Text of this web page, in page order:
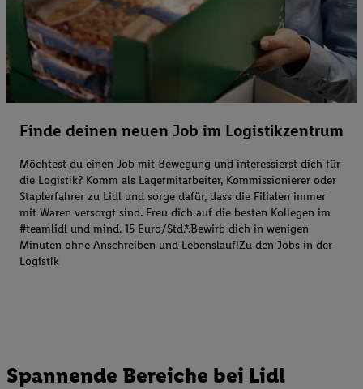
Finde deinen neuen Job im Logistikzentrum
Möchtest du einen Job mit Bewegung und interessierst dich für
die Logistik? Komm als Lagermitarbeiter, Kommissionierer oder
Staplerfahrer zu Lidl und sorge dafür, dass die Filialen immer
mit Waren versorgt sind. Freu dich auf die besten Kollegen im
#teamlidl und mind. 15 Euro/Std.*.Bewirb dich in wenigen
Minuten ohne Anschreiben und Lebenslauf!Zu den Jobs in der
Logistik
Spannende Bereiche bei Lidl